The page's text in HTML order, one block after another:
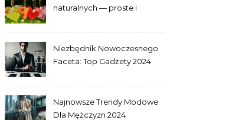
naturalnych — proste i
Niezbędnik Nowoczesnego
Faceta: Top Gadżety 2024
Najnowsze Trendy Modowe
Dla Mężczyzn 2024